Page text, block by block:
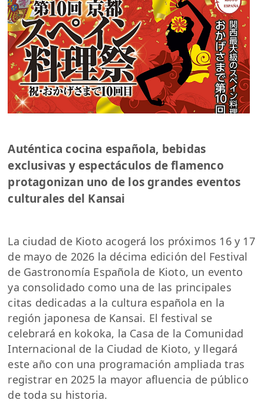
Auténtica cocina española, bebidas
exclusivas y espectáculos de flamenco
protagonizan uno de los grandes eventos
culturales del Kansai
La ciudad de Kioto acogerá los próximos 16 y 17
de mayo de 2026 la décima edición del Festival
de Gastronomía Española de Kioto, un evento
ya consolidado como una de las principales
citas dedicadas a la cultura española en la
región japonesa de Kansai. El festival se
celebrará en kokoka, la Casa de la Comunidad
Internacional de la Ciudad de Kioto, y llegará
este año con una programación ampliada tras
registrar en 2025 la mayor afluencia de público
de toda su historia.